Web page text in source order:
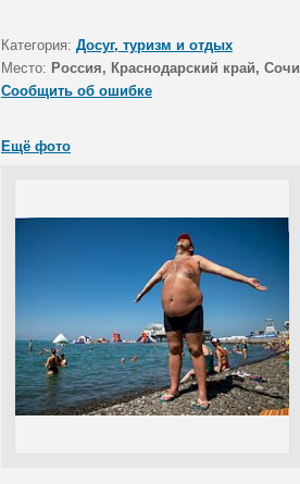
Категория: Досуг, туризм и отдых
Место: Россия, Краснодарский край, Сочи
Сообщить об ошибке
Ещё фото